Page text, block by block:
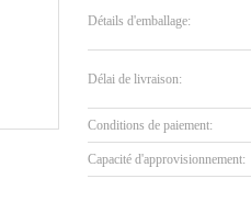
Détails d'emballage:
Délai de livraison:
Conditions de paiement:
Capacité d'approvisionnement: